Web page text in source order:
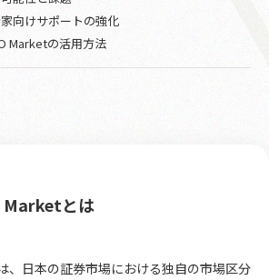
向けサポートの強化
Marketの活用方法
Marketとは
、日本の証券市場における独自の市場区分